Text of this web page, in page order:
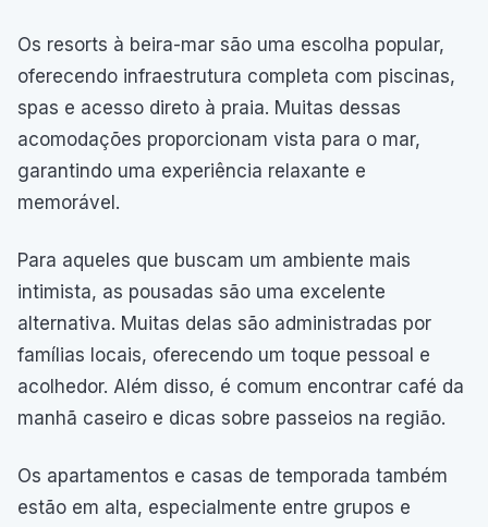
Os resorts à beira-mar são uma escolha popular,
oferecendo infraestrutura completa com piscinas,
spas e acesso direto à praia. Muitas dessas
acomodações proporcionam vista para o mar,
garantindo uma experiência relaxante e
memorável.
Para aqueles que buscam um ambiente mais
intimista, as pousadas são uma excelente
alternativa. Muitas delas são administradas por
famílias locais, oferecendo um toque pessoal e
acolhedor. Além disso, é comum encontrar café da
manhã caseiro e dicas sobre passeios na região.
Os apartamentos e casas de temporada também
estão em alta, especialmente entre grupos e